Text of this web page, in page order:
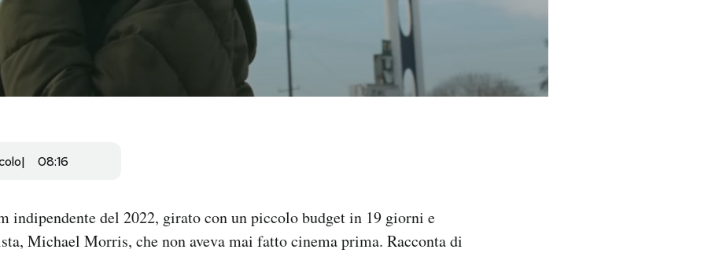
08:16
indipendente del 2022, girato con un piccolo budget in 19 giorni e
Michael Morris, che non aveva mai fatto cinema prima. Racconta di